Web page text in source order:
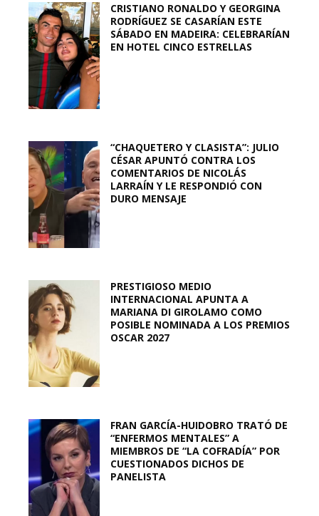
CRISTIANO RONALDO Y GEORGINA
RODRÍGUEZ SE CASARÍAN ESTE
SÁBADO EN MADEIRA: CELEBRARÍAN
EN HOTEL CINCO ESTRELLAS
“CHAQUETERO Y CLASISTA”: JULIO
CÉSAR APUNTÓ CONTRA LOS
COMENTARIOS DE NICOLÁS
LARRAÍN Y LE RESPONDIÓ CON
DURO MENSAJE
PRESTIGIOSO MEDIO
INTERNACIONAL APUNTA A
MARIANA DI GIROLAMO COMO
POSIBLE NOMINADA A LOS PREMIOS
OSCAR 2027
FRAN GARCÍA-HUIDOBRO TRATÓ DE
“ENFERMOS MENTALES” A
MIEMBROS DE “LA COFRADÍA” POR
CUESTIONADOS DICHOS DE
PANELISTA